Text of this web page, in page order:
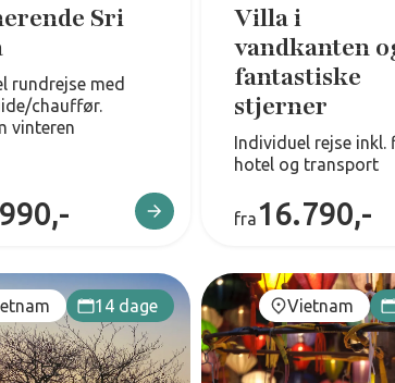
Sri
rundrejse med
chauffør.
vinteren
Villa i
vandkanten
fantastiske
stjerner
Individuel rejse inkl.
hotel og transport
fra16.790,-
14 dage Vietnam